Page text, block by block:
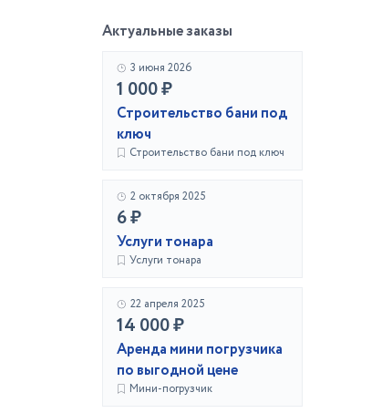
Актуальные заказы
3 июня 2026
1 000 ₽
Строительство бани под
ключ
Строительство бани под ключ
2 октября 2025
6 ₽
Услуги тонара
Услуги тонара
22 апреля 2025
14 000 ₽
Аренда мини погрузчика
по выгодной цене
Мини-погрузчик